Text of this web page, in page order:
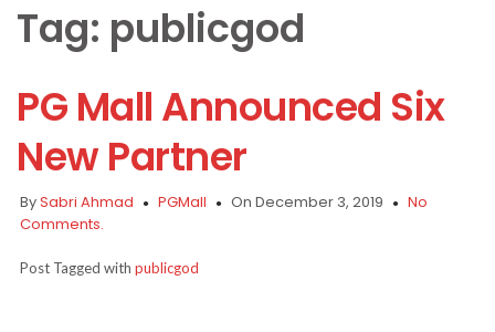
Tag: publicgod
PG Mall Announced Six
New Partner
BySabri Ahmad PGMall On December 3, 2019
No
Comments.
Post Tagged with publicgod